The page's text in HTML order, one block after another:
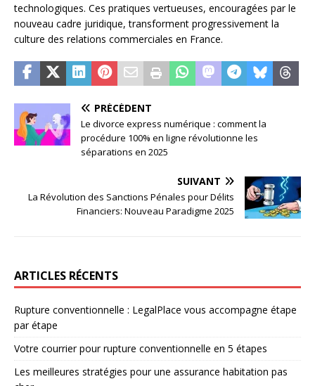
technologiques. Ces pratiques vertueuses, encouragées par le
nouveau cadre juridique, transforment progressivement la
culture des relations commerciales en France.
PRÉCÉDENT
Le divorce express numérique : comment la
procédure 100% en ligne révolutionne les
séparations en 2025
SUIVANT
La Révolution des Sanctions Pénales pour Délits
Financiers: Nouveau Paradigme 2025
ARTICLES RÉCENTS
Rupture conventionnelle : LegalPlace vous accompagne étape
par étape
Votre courrier pour rupture conventionnelle en 5 étapes
Les meilleures stratégies pour une assurance habitation pas